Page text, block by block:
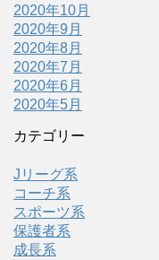
2020年10月
2020年9月
2020年8月
2020年7月
2020年6月
2020年5月
カテゴリー
Jリーグ系
コーチ系
スポーツ系
保護者系
成長系